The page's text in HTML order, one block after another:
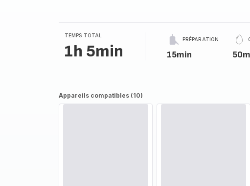
TEMPS TOTAL
1h 5min
PRÉPARATION
15min
Appareils compatibles (10)